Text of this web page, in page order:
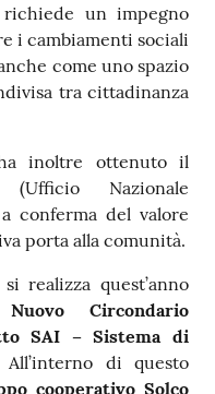
richiede un impegno
i cambiamenti sociali
come uno spazio
tra cittadinanza
inoltre ottenuto il
(Ufficio Nazionale
conferma del valore
porta alla comunità.
si realizza quest’anno
Nuovo Circondario
SAI – Sistema di
All’interno di questo
cooperativo Solco